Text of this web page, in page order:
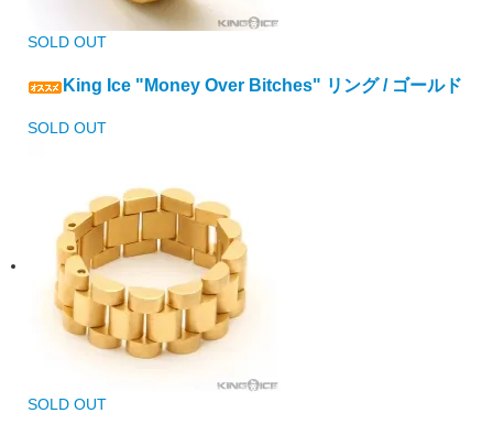
SOLD OUT
King Ice "Money Over Bitches" リング / ゴールド
SOLD OUT
SOLD OUT